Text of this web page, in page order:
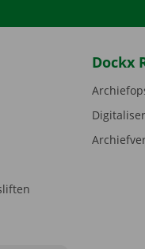
Dockx